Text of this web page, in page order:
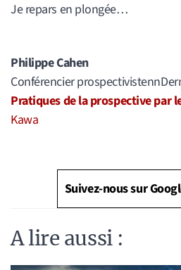
Je repars en plongée…
Philippe Cahen
Conférencier
Pratiques de la prospective par
Kawa
Suivez-nous sur
A lire aussi :